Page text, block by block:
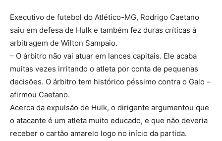
Executivo de futebol do Atlético-MG, Rodrigo Caetano
saiu em defesa de Hulk e também fez duras críticas à
arbitragem de Wilton Sampaio.
– O árbitro não vai atuar em lances capitais. Ele acaba
muitas vezes irritando o atleta por conta de pequenas
decisões. O árbitro tem histórico péssimo contra o Galo –
afirmou Caetano.
Acerca da expulsão de Hulk, o dirigente argumentou que
o atacante é um atleta muito educado, e que não deveria
receber o cartão amarelo logo no início da partida.